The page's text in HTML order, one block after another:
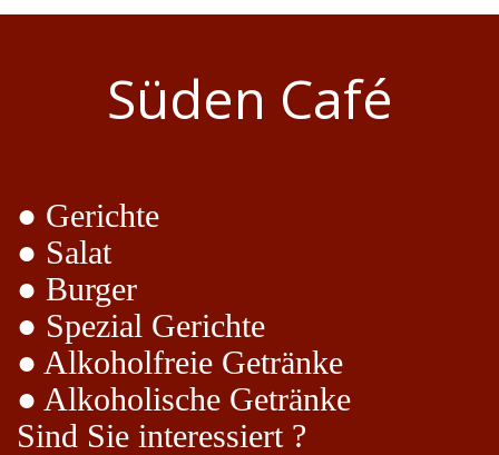
Süden Café
● Gerichte
● Salat
● Burger
● Spezial Gerichte
● Alkoholfreie Getränke
● Alkoholische Getränke
Sind Sie interessiert ?